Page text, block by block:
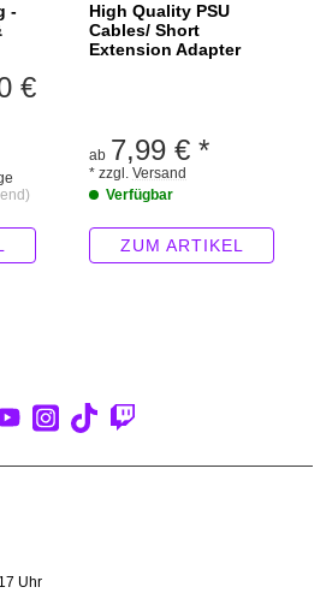
-
€
High Quality PSU
Cables/ Short
Extension Adapter
ab 7,99 € *
* zzgl. Versand
Verfügbar
ZUM ARTIKEL
Uhr